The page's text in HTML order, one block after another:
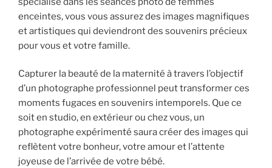
enceintes, vous vous assurez des images magnifiques
et artistiques qui deviendront des souvenirs précieux
pour vous et votre famille.
Capturer la beauté de la maternité à travers l’objectif
d’un photographe professionnel peut transformer ces
moments fugaces en souvenirs intemporels. Que ce
soit en studio, en extérieur ou chez vous, un
photographe expérimenté saura créer des images qui
reflètent votre bonheur, votre amour et l’attente
joyeuse de l’arrivée de votre bébé.